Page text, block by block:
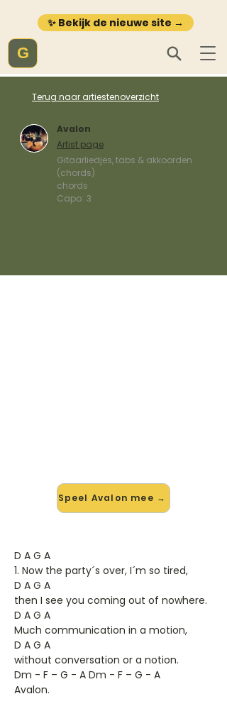
✨ Bekijk de nieuwe site →
G
Terug naar artiestenoverzicht
Avalon
Artist page
Gitaarliedjes, tabs & akkoorden
(chords)
chords
Capo: 3
Speel Avalon mee →
D A G A
1. Now the party´s over, I´m so tired,
D A G A
then I see you coming out of nowhere.
D A G A
Much communication in a motion,
D A G A
without conversation or a notion.
Dm - F – G - A Dm - F – G - A
Avalon.